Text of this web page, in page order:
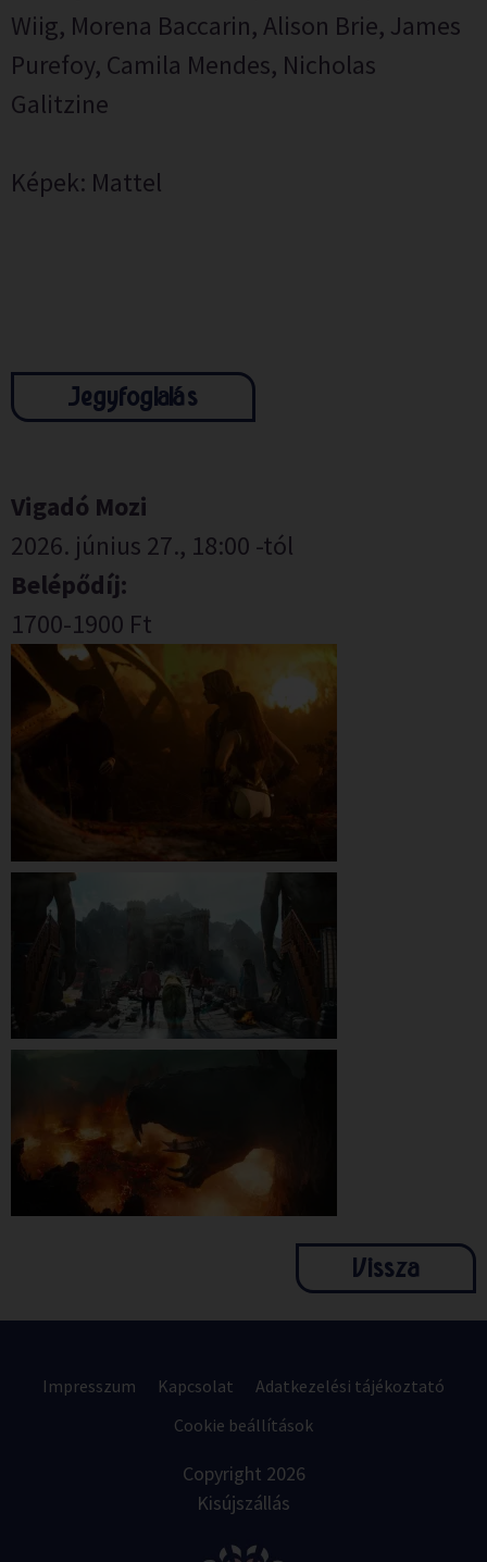
Wiig, Morena Baccarin, Alison Brie, James
Purefoy, Camila Mendes, Nicholas
Galitzine
Képek: Mattel
Jegyfoglalás
Vigadó Mozi
2026. június 27., 18:00 -tól
Belépődíj:
1700-1900 Ft
Vissza
Impresszum Kapcsolat
Adatkezelési tájékoztató
Cookie beállítások
Copyright 2026
Kisújszállás